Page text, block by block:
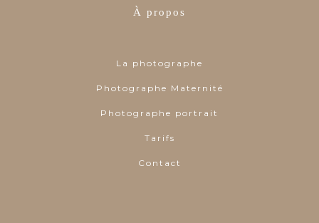
À propos
La photographe
Photographe Maternité
Photographe portrait
Tarifs
Contact